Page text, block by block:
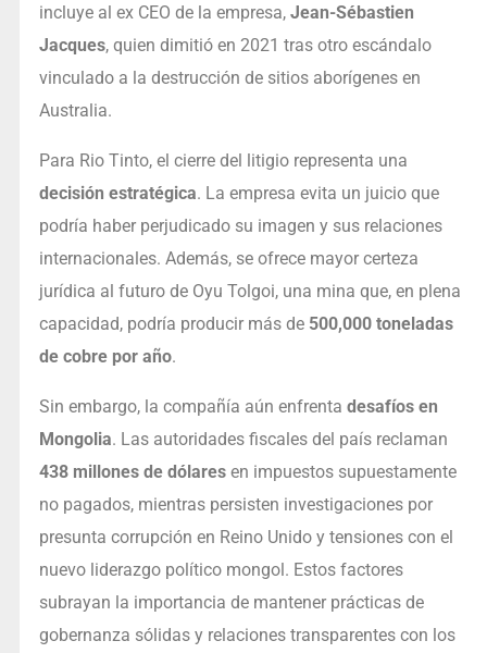
incluye al ex CEO de la empresa, Jean-Sébastien
Jacques, quien dimitió en 2021 tras otro escándalo
vinculado a la destrucción de sitios aborígenes en
Australia.
Para Rio Tinto, el cierre del litigio representa una
decisión estratégica. La empresa evita un juicio que
podría haber perjudicado su imagen y sus relaciones
internacionales. Además, se ofrece mayor certeza
jurídica al futuro de Oyu Tolgoi, una mina que, en plena
capacidad, podría producir más de 500,000 toneladas
de cobre por año.
Sin embargo, la compañía aún enfrenta desafíos en
Mongolia. Las autoridades fiscales del país reclaman
438 millones de dólaresen impuestos supuestamente
no pagados, mientras persisten investigaciones por
presunta corrupción en Reino Unido y tensiones con el
nuevo liderazgo político mongol. Estos factores
subrayan la importancia de mantener prácticas de
gobernanza sólidas y relaciones transparentes con los